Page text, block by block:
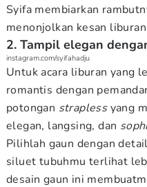
Syifa membiarkan
menonjolkan kesan
2. Tampil elegan
instagram.com/syifahadju
Untuk acara liburan yang
romantis dengan
potongan straplessyang
elegan, langsing, dan
Pilihlah gaun dengan
siluet tubuhmu terlihat
desain gaun ini